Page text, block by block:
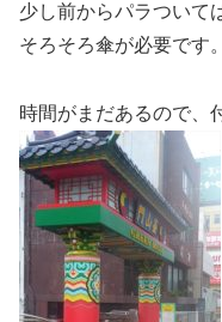
少し前からパラついて
そろそろ傘が必要です。
時間がまだあるので、